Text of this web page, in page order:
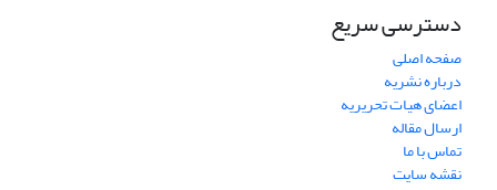
دسترسی سریع
صفحه اصلی
درباره نشریه
اعضای هیات تحریریه
ارسال مقاله
تماس با ما
نقشه سایت